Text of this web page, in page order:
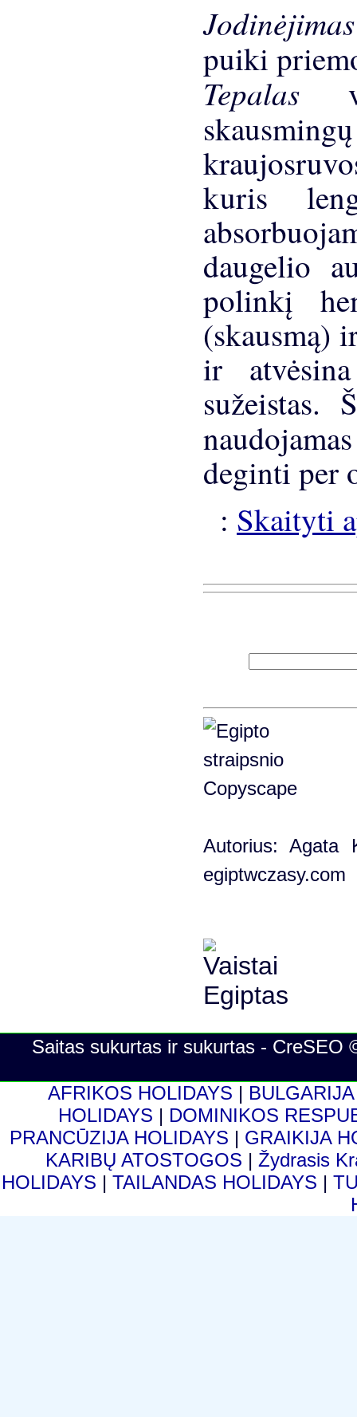
puiki
Tepalas
kuris
daugelio
polinkį
(skausmą)
ir
sužeistas.
deginti per
: Skaityti
Autorius: Agata
egiptwczasy.com
Saitas sukurtas ir sukurtas -
AFRIKOS HOLIDAYS |
HOLIDAYS | DOMINIKOS
PRANCŪZIJA HOLIDAYS | GRAIKIJA
KARIBŲ ATOSTOGOS |Žydrasis
HOLIDAYS |TAILANDAS HOLIDAYS |